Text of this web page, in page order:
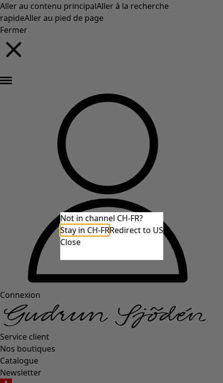
Aller au contenu principalAller à la recherche
rapideAller au pied de page
Fermer
Connexion
Service client
Nos boutiques
Catalogue
Newsletter
Not in channel CH-FR?
Stay in CH-FRRedirect to US
Close